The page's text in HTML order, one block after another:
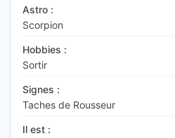
Astro :
Scorpion
Hobbies :
Sortir
Signes :
Taches de Rousseur
Il est :